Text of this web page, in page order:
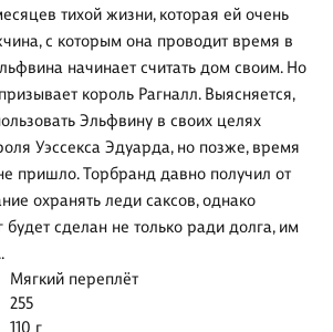
тихой жизни, которая ей очень
с которым она проводит время в
начинает считать дом своим. Но
король Рагналл. Выясняется,
Эльфвину в своих целях
Уэссекса Эдуарда, но позже, время
пришло. Торбранд давно получил от
охранять леди саксов, однако
сделан не только ради долга, им
Мягкий переплёт
255
110 г